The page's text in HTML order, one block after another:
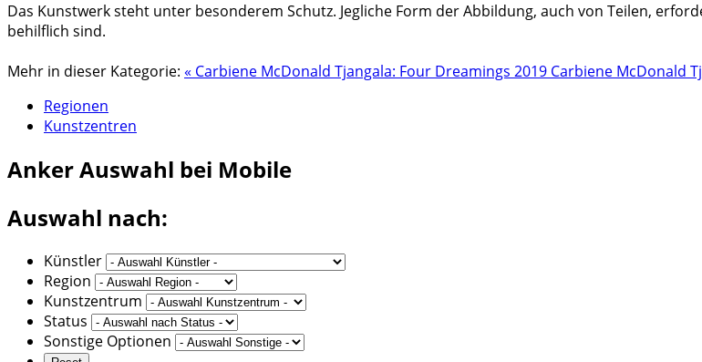
Das Kunstwerk steht unter besonderem Schutz. Jegliche Form der Abbildung, auch von Teilen,
behilflich sind.
Mehr in dieser Kategorie: « Carbiene McDonald Tjangala: Four Dreamings 2019 Carbiene McDonald
Regionen
Kunstzentren
AnkerAuswahl bei Mobile
Auswahl nach:
Künstler
Region
Kunstzentrum
Status
Sonstige Optionen